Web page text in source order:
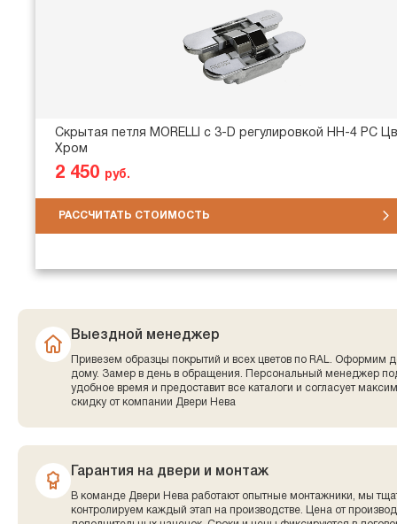
Скрытая петля MORELLI с 3-D регулировкой HH-4 PC
Хром
2 450 руб.
РАССЧИТАТЬ СТОИМОСТЬ
Выездной менеджер
Привезем образцы покрытий и всех цветов по RAL. Оформим
дому. Замер в день в обращения. Персональный менеджер
удобное время и предоставит все каталоги и согласует
скидку от компании Двери Нева
Гарантия на двери и монтаж
В команде Двери Нева работают опытные монтажники, мы
контролируем каждый этап на производстве. Цена от